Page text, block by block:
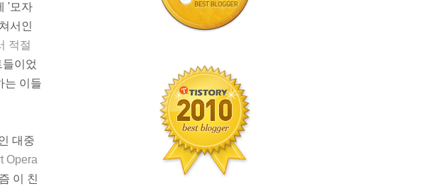
'모자
서인
적절
이었
는 이들
대중
Opera
이 친